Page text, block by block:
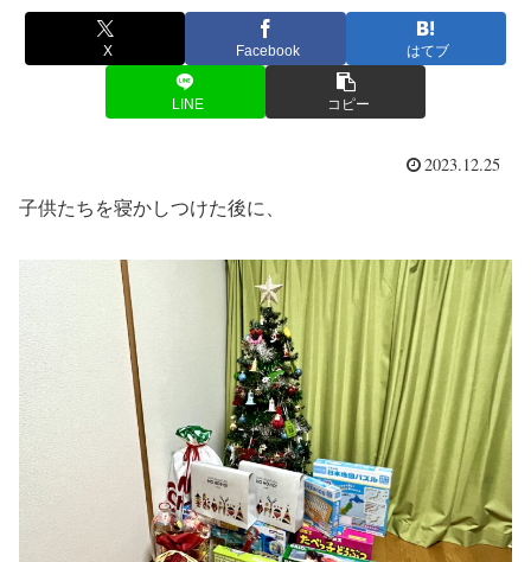
X Facebook はてブ
LINE コピー
2023.12.25
子供たちを寝かしつけた後に、